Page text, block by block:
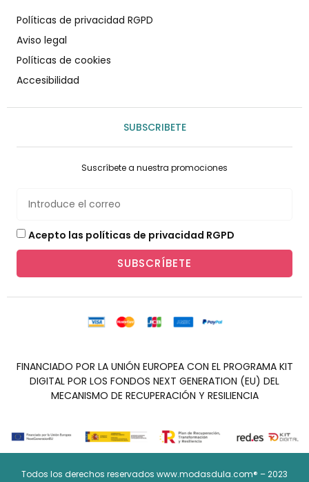
Políticas de privacidad RGPD
Aviso legal
Políticas de cookies
Accesibilidad
SUBSCRIBETE
Suscríbete a nuestra promociones
Acepto las políticas de privacidad RGPD
SUBSCRÍBETE
FINANCIADO POR LA UNIÓN EUROPEA CON EL PROGRAMA KIT
DIGITAL POR LOS FONDOS NEXT GENERATION (EU) DEL
MECANISMO DE RECUPERACIÓN Y RESILIENCIA
Todos los derechos reservados www.modasdula.com® – 2023